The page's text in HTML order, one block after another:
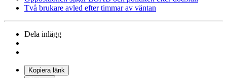
Två brukare avled efter timmar av väntan
Dela inlägg
Kopiera länk